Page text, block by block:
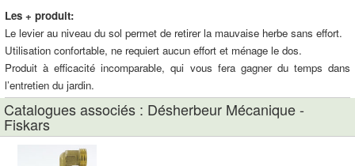
Les + produit:
Le levier au niveau du sol permet de retirer la mauvaise herbe sans effort.
Utilisation confortable, ne requiert aucun effort et ménage le dos.
Produit à efficacité incomparable, qui vous fera gagner du temps dans
l’entretien du jardin.
Catalogues associés : Désherbeur Mécanique -
Fiskars